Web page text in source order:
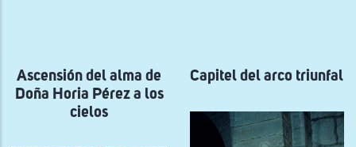
navegación
Ascensión del alma de
Doña Horia Pérez a los
cielos
Capitel del arco triunfal